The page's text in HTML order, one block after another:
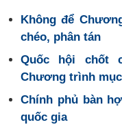
Không để
chéo, phân tán
Quốc hội chốt
Chương trình
Chính phủ bàn
quốc gia